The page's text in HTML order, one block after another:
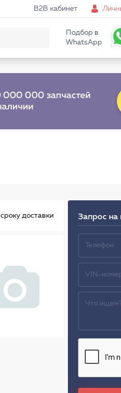
B2B кабинет
Подбор в
WhatsApp
сроку доставки Запрос на